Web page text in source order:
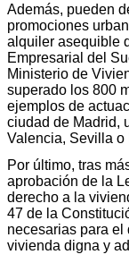
Además, pueden
promociones
alquiler asequible
Empresarial del
Ministerio de
superado los 800
ejemplos de
ciudad de Madrid,
Valencia, Sevilla o
Por último, tras
aprobación de la
derecho a la
47 de la
necesarias para el
vivienda digna y